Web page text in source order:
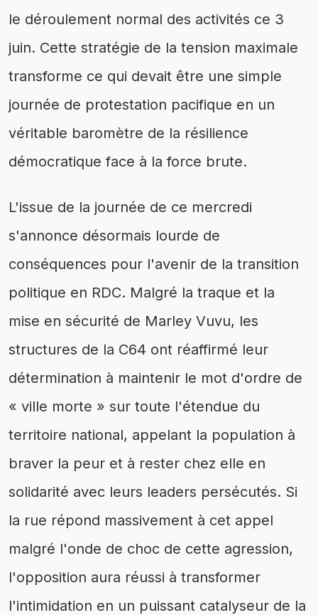
le déroulement normal des activités ce 3
juin. Cette stratégie de la tension maximale
transforme ce qui devait être une simple
journée de protestation pacifique en un
véritable baromètre de la résilience
démocratique face à la force brute.
L'issue de la journée de ce mercredi
s'annonce désormais lourde de
conséquences pour l'avenir de la transition
politique en RDC. Malgré la traque et la
mise en sécurité de Marley Vuvu, les
structures de la C64 ont réaffirmé leur
détermination à maintenir le mot d'ordre de
« ville morte » sur toute l'étendue du
territoire national, appelant la population à
braver la peur et à rester chez elle en
solidarité avec leurs leaders persécutés. Si
la rue répond massivement à cet appel
malgré l'onde de choc de cette agression,
l'opposition aura réussi à transformer
l'intimidation en un puissant catalyseur de la